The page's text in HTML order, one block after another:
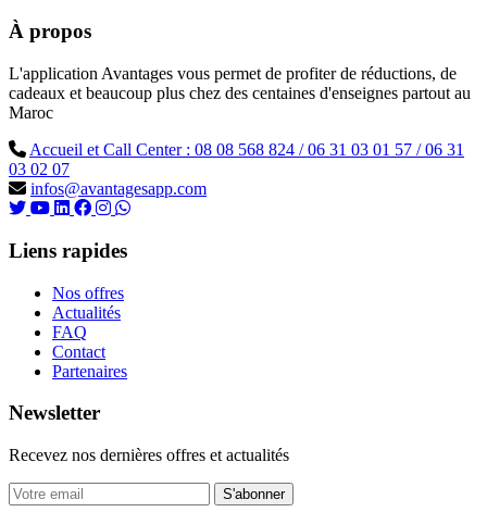
À propos
L'application Avantages vous permet de profiter de réductions, de
cadeaux et beaucoup plus chez des centaines d'enseignes partout au
Maroc
Accueil et Call Center : 08 08 568 824 / 06 31 03 01 57 / 06 31
03 02 07
infos@avantagesapp.com
Liens rapides
Nos offres
Actualités
FAQ
Contact
Partenaires
Newsletter
Recevez nos dernières offres et actualités
S'abonner